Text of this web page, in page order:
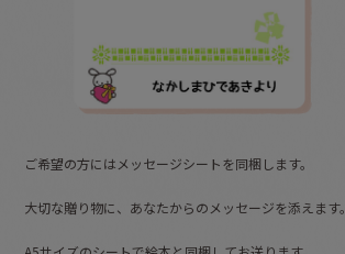
ご希望の方にはメッセージシートを同梱します。
大切な贈り物に、あなたからのメッセージを添えます。